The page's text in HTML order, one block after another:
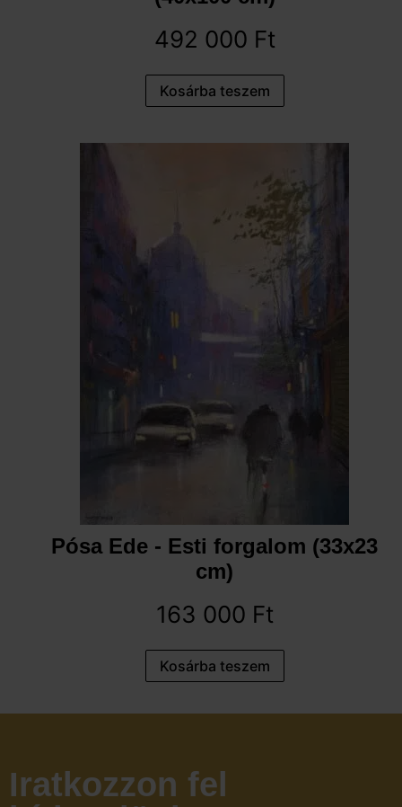
492 000 Ft
Kosárba teszem
Pósa Ede - Esti forgalom (33x23
cm)
163 000 Ft
Kosárba teszem
Iratkozzon fel